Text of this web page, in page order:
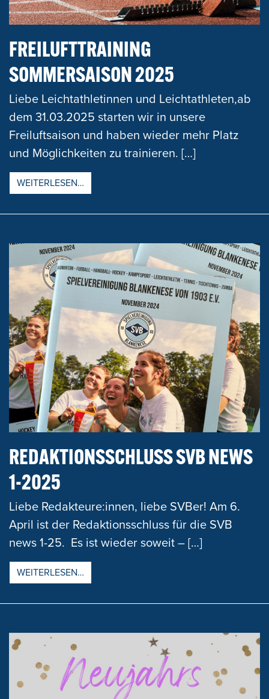
FREILUFTTRAINING
SOMMERSAISON 2025
Liebe Leichtathletinnen und Leichtathleten,ab
dem 31.03.2025 starten wir in unsere
Freiluftsaison und haben wieder mehr Platz
und Möglichkeiten zu trainieren. […]
WEITERLESEN…
REDAKTIONSSCHLUSS SVB NEWS
1-2025
Liebe Redakteure:innen, liebe SVBer! Am 6.
April ist der Redaktionsschluss für die SVB
news 1-25. Es ist wieder soweit – […]
WEITERLESEN…